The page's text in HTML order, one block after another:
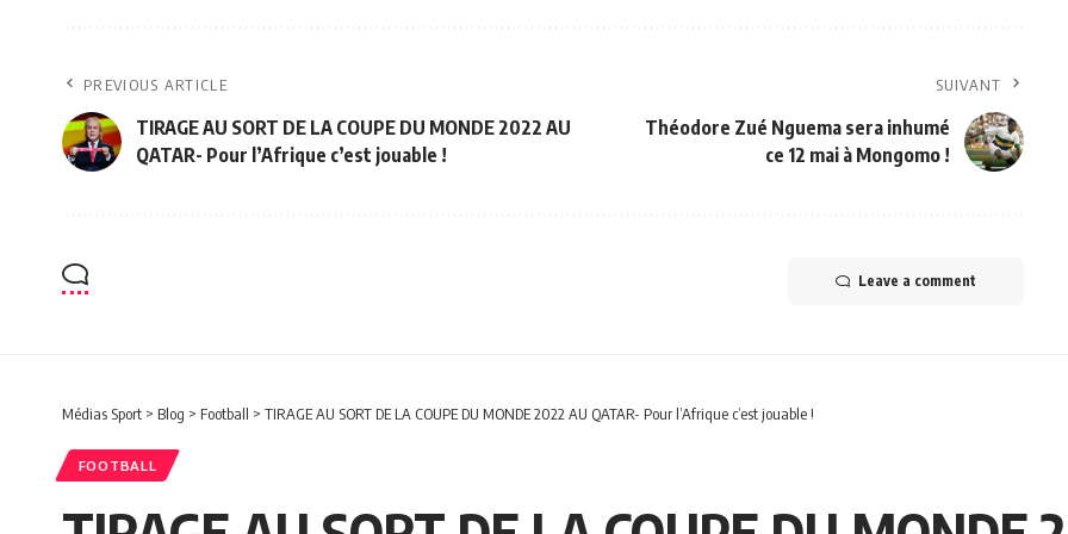
PREVIOUS ARTICLE
TIRAGE AU SORT DE LA COUPE DU MONDE 2022 AU
QATAR- Pour l’Afrique c’est jouable !
SUIVANT
Théodore Zué Nguema sera inhumé
ce 12 mai à Mongomo !
Leave a comment
Médias Sport > Blog > Football > TIRAGE AU SORT DE LA COUPE DU MONDE 2022 AU QATAR- Pour l’Afrique c’est jouable !
FOOTBALL